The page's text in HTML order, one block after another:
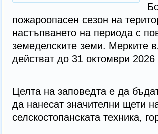
пожароопасен сезон на
настъпването на периода с
земеделските земи. Мерките
действат до 31 октомври 2026
Целта на заповедта е да
да нанесат значителни щети
селскостопанската техника,